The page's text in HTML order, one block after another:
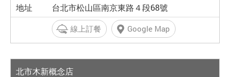
台北市松山區南京東路４段68號
線上訂餐 Google Map
北市木新概念店